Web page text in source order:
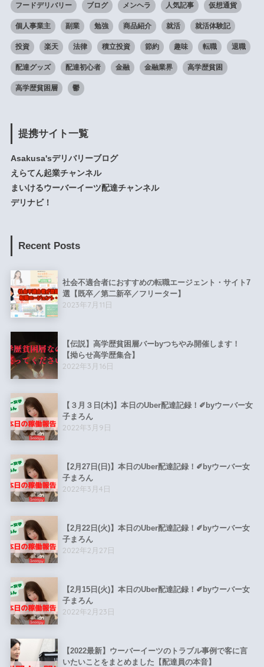
フードデリバリー ブログ メンヘラ 人気記事 仮想通貨
個人事業主 副業 勉強 商品紹介 就活 就活体験記
投資 楽天 法律 積立投資 節約 趣味 転職 退職
配達グッズ 配達初心者 金融 金融業界 高学歴貧困
高学歴貧困層 鬱
提携サイト一覧
Asakusa'sデリバリーブログ
えらてん起業チャンネル
まいけるウーバーイーツ配達チャンネル
デリナビ！
Recent Posts
社会不適合者におすすめの転職エージェント・サイト7
選【既卒／第二新卒／フリーター】
2023年7月11日
【伝説】高学歴貧困層バーbyつちやみ開催します！
【拗らせ高学歴集合】
2022年3月16日
【３月３日(木)】本日のUber配達記録！✐byウーバー女
子まろん
2022年3月9日
【2月27日(日)】本日のUber配達記録！✐byウーバー女
子まろん
2022年3月4日
【2月22日(火)】本日のUber配達記録！✐byウーバー女
子まろん
2022年2月27日
【2月15日(火)】本日のUber配達記録！✐byウーバー女
子まろん
2022年2月23日
【2022最新】ウーバーイーツのトラブル事例で客に言
いたいことをまとめました【配達員の本音】